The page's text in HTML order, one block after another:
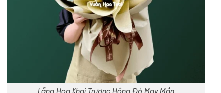
Lẵng Hoa Khai Trương Hồng Đỏ May Mắn